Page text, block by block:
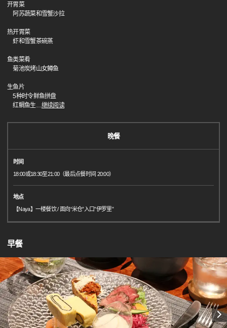
开胃菜
阿苏蔬菜和雪蟹沙拉
热开胃菜
虾和雪蟹茶碗蒸
鱼类菜肴
菊池炭烤山女鳟鱼
生鱼片
5种时令鲜鱼拼盘
红鲷鱼生…继续阅读
晚餐
时间
18:00或18:30至21:00（最后点餐时间 20:00）
地点
【Naya】一楼餐饮 / 面向“米仓”入口”伊罗里”
早餐